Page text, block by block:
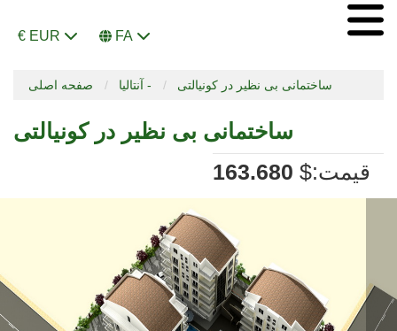
€ EUR FA
صفحه اصلی آنتالیا - ساختمانی بی نظیر در کونیالتی
ساختمانی بی نظیر در کونیالتی
:قیمت
163.680 $